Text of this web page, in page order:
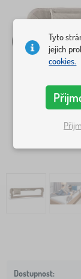
Tyto
jejich
cookies.